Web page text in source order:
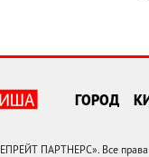
ГОРОД
ПАРТНЕРС». Все права